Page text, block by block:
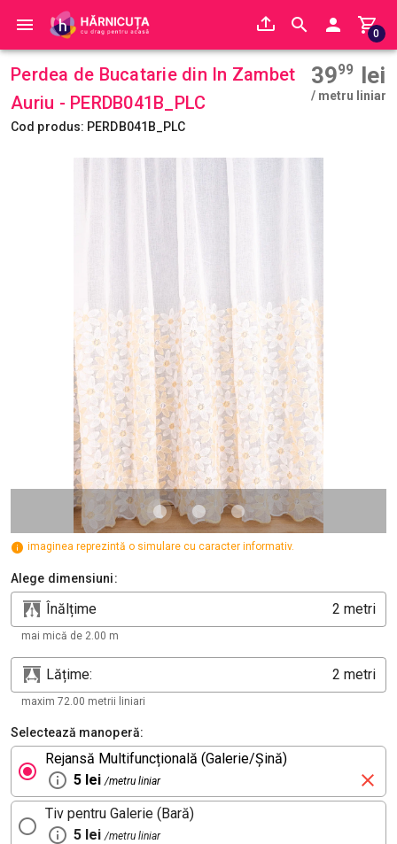
0
Perdea de Bucatarie din In Zambet
Auriu - PERDB041B_PLC
Cod produs: PERDB041B_PLC
3999 lei
/ metru liniar
imaginea reprezintă o simulare cu caracter informativ.
Alege dimensiuni:
Înălțime metri
mai mică de 2.00 m
Lățime: metri
maxim 72.00 metrii liniari
Selectează manoperă:
Rejansă Multifuncțională (Galerie/Șină)
5 lei /metru liniar
Tiv pentru Galerie (Bară)
5 lei /metru liniar